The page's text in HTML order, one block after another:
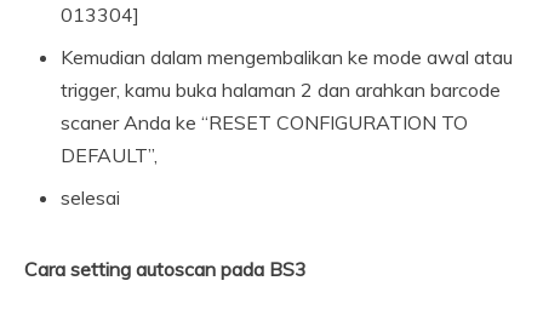
013304]
Kemudian dalam mengembalikan ke mode awal atau
trigger, kamu buka halaman 2 dan arahkan barcode
scaner Anda ke “RESET CONFIGURATION TO
DEFAULT”,
selesai
Cara setting autoscan pada BS3